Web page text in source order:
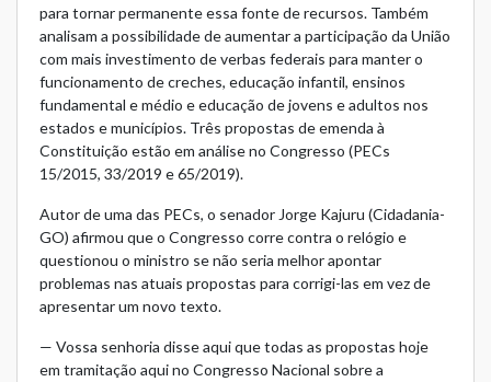
para tornar permanente essa fonte de recursos. Também
analisam a possibilidade de aumentar a participação da União
com mais investimento de verbas federais para manter o
funcionamento de creches, educação infantil, ensinos
fundamental e médio e educação de jovens e adultos nos
estados e municípios. Três propostas de emenda à
Constituição estão em análise no Congresso (PECs
15/2015, 33/2019 e65/2019).
Autor de uma das PECs, o senador Jorge Kajuru (Cidadania-
GO) afirmou que o Congresso corre contra o relógio e
questionou o ministro se não seria melhor apontar
problemas nas atuais propostas para corrigi-las em vez de
apresentar um novo texto.
— Vossa senhoria disse aqui que todas as propostas hoje
em tramitação aqui no Congresso Nacional sobre a